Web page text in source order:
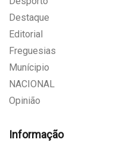
Destaque
Editorial
Freguesias
Munícipio
NACIONAL
Opinião
Informação